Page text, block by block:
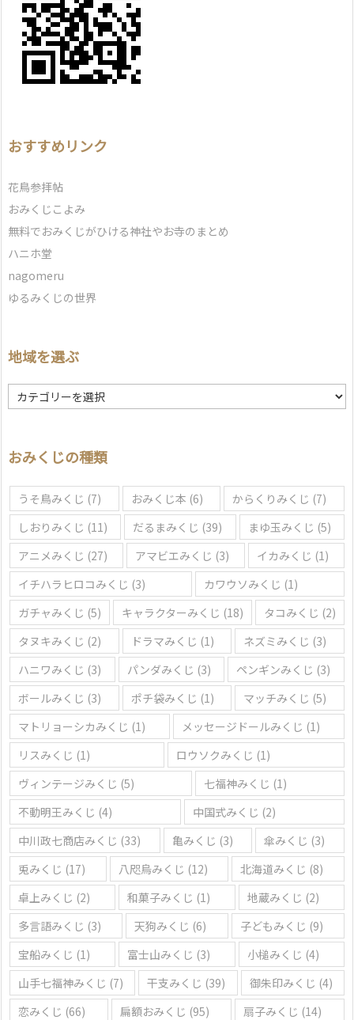
おすすめリンク
花鳥参拝帖
おみくじこよみ
無料でおみくじがひける神社やお寺のまとめ
ハニホ堂
nagomeru
ゆるみくじの世界
地域を選ぶ
地
域
ぶ
おみくじの種類
うそ鳥みくじ (7) おみくじ本 (6) からくりみくじ (7)
しおりみくじ (11) だるまみくじ (39) まゆ玉みくじ (5)
アニメみくじ (27) アマビエみくじ (3) イカみくじ (1)
イチハラヒロコみくじ (3) カワウソみくじ (1)
ガチャみくじ (5) キャラクターみくじ (18) タコみくじ (2)
タヌキみくじ (2) ドラマみくじ (1) ネズミみくじ (3)
ハニワみくじ (3) パンダみくじ (3) ペンギンみくじ (3)
ボールみくじ (3) ポチ袋みくじ (1) マッチみくじ (5)
マトリョーシカみくじ (1) メッセージドールみくじ (1)
リスみくじ (1) ロウソクみくじ (1)
ヴィンテージみくじ (5) 七福神みくじ (1)
不動明王みくじ (4) 中国式みくじ (2)
中川政七商店みくじ (33) 亀みくじ (3) 傘みくじ (3)
兎みくじ (17) 八咫烏みくじ (12) 北海道みくじ (8)
卓上みくじ (2) 和菓子みくじ (1) 地蔵みくじ (2)
多言語みくじ (3) 天狗みくじ (6) 子どもみくじ (9)
宝船みくじ (1) 富士山みくじ (3) 小槌みくじ (4)
山手七福神みくじ (7) 干支みくじ (39) 御朱印みくじ (4)
恋みくじ (66) 扁額おみくじ (95) 扇子みくじ (14)